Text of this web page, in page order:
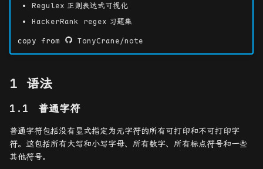
定位符
分组
反向引用
先行断言和后行断言
修饰符
优先级
Regulex 正则表达式可视化
HackerRank regex 习题集
copy from
TonyCrane/note
语法
普通字符
普通字符包括没有显式指定为元字符的所有可打印和不可打印字
符。这包括所有大写和小写字母、所有数字、所有标点符号和一些
其他符号。